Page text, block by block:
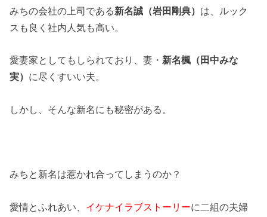
みちの会社の上司である新名誠（岩田剛典） は、ルック
スも良く社内人気も高い。
愛妻家としてもしられており、妻・ 新名楓（田中みな
実） に尽くすいい夫。
しかし、そんな新名にも秘密がある。
みちと新名は惹かれ合ってしまうのか？
愛情とふれあい、 イケナイラブストーリーに二組の夫婦